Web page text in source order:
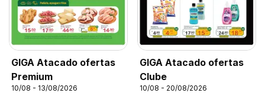
GIGA Atacado ofertas
Premium
10/08 - 13/08/2026
GIGA Atacado ofertas
Clube
10/08 - 20/08/2026